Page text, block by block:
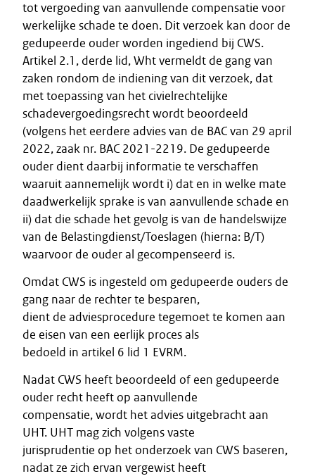
tot vergoeding van aanvullende compensatie voor
werkelijke schade te doen. Dit verzoek kan door de
gedupeerde ouder worden ingediend bij CWS.
Artikel 2.1, derde lid, Wht vermeldt de gang van
zaken rondom de indiening van dit verzoek, dat
met toepassing van het civielrechtelijke
schadevergoedingsrecht wordt beoordeeld
(volgens het eerdere advies van de BAC van 29 april
2022, zaak nr. BAC 2021-2219. De gedupeerde
ouder dient daarbij informatie te verschaffen
waaruit aannemelijk wordt i) dat en in welke mate
daadwerkelijk sprake is van aanvullende schade en
ii) dat die schade het gevolg is van de handelswijze
van de Belastingdienst/Toeslagen (hierna: B/T)
waarvoor de ouder al gecompenseerd is.
Omdat CWS is ingesteld om gedupeerde ouders de
gang naar de rechter te besparen,
dient de adviesprocedure tegemoet te komen aan
de eisen van een eerlijk proces als
bedoeld in artikel 6 lid 1 EVRM.
Nadat CWS heeft beoordeeld of een gedupeerde
ouder recht heeft op aanvullende
compensatie, wordt het advies uitgebracht aan
UHT. UHT mag zich volgens vaste
jurisprudentie op het onderzoek van CWS baseren,
nadat ze zich ervan vergewist heeft